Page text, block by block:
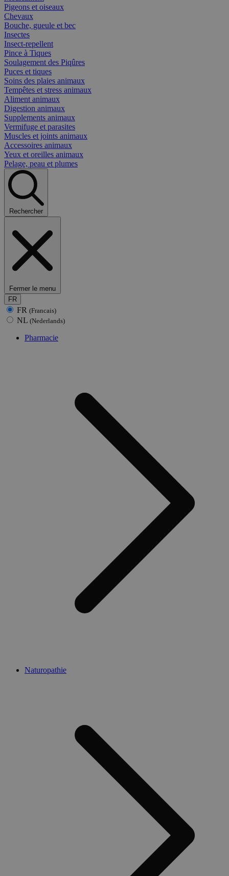
Pigeons et oiseaux
Chevaux
Bouche, gueule et bec
Insectes
Insect-repellent
Pince à Tiques
Soulagement des Piqûres
Puces et tiques
Soins des plaies animaux
Tempêtes et stress animaux
Aliment animaux
Digestion animaux
Supplements animaux
Vermifuge et parasites
Muscles et joints animaux
Accessoires animaux
Yeux et oreilles animaux
Pelage, peau et plumes
Rechercher
Fermer le menu
FR
FR (Francais)
NL (Nederlands)
Pharmacie
Naturopathie